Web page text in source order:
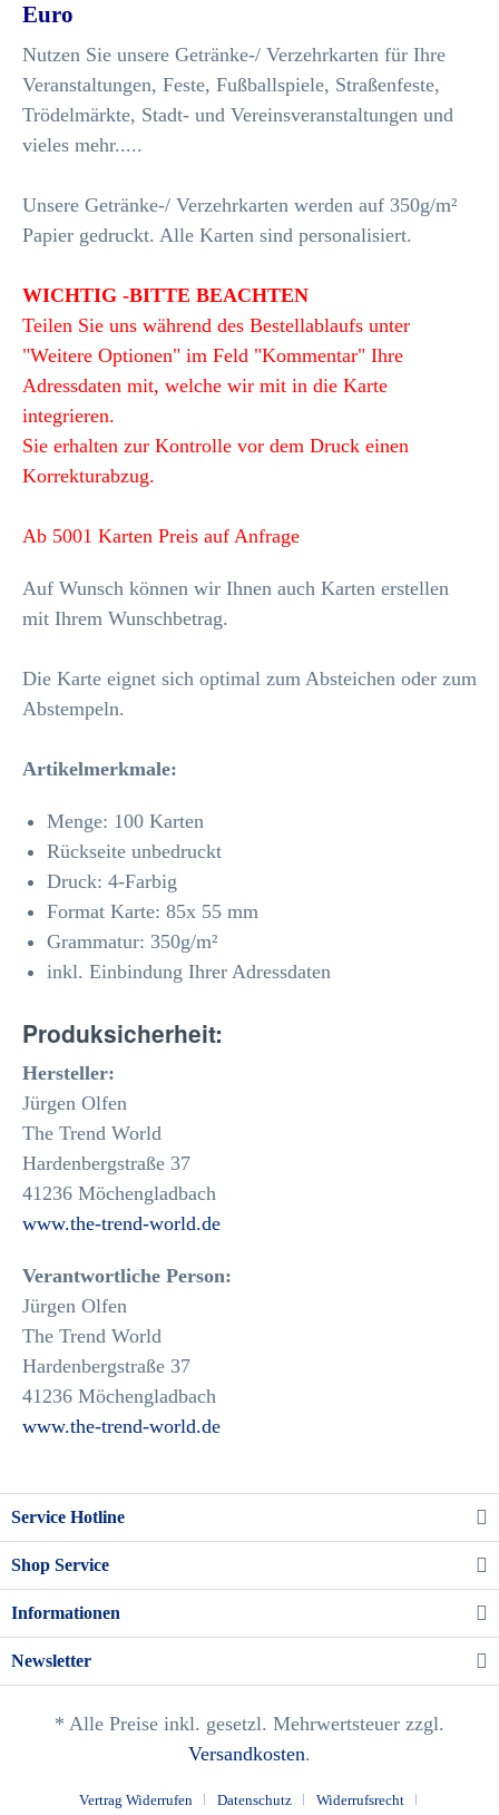
Euro
Nutzen Sie unsere Getränke-/ Verzehrkarten für Ihre
Veranstaltungen, Feste, Fußballspiele, Straßenfeste,
Trödelmärkte, Stadt- und Vereinsveranstaltungen und
vieles mehr.....
Unsere Getränke-/ Verzehrkarten werden auf 350g/m²
Papier gedruckt. Alle Karten sind personalisiert.
WICHTIG -BITTE BEACHTEN
Teilen Sie uns während des Bestellablaufs unter
"Weitere Optionen" im Feld "Kommentar" Ihre
Adressdaten mit, welche wir mit in die Karte
integrieren.
Sie erhalten zur Kontrolle vor dem Druck einen
Korrekturabzug.
Ab 5001 Karten Preis auf Anfrage
Auf Wunsch können wir Ihnen auch Karten erstellen
mit Ihrem Wunschbetrag.
Die Karte eignet sich optimal zum Absteichen oder zum
Abstempeln.
Artikelmerkmale:
Menge: 100 Karten
Rückseite unbedruckt
Druck: 4-Farbig
Format Karte: 85x 55 mm
Grammatur: 350g/m²
inkl. Einbindung Ihrer Adressdaten
Produksicherheit:
Hersteller:
Jürgen Olfen
The Trend World
Hardenbergstraße 37
41236 Möchengladbach
www.the-trend-world.de
Verantwortliche Person:
Jürgen Olfen
The Trend World
Hardenbergstraße 37
41236 Möchengladbach
www.the-trend-world.de
Service Hotline
Shop Service
Informationen
Newsletter
* Alle Preise inkl. gesetzl. Mehrwertsteuer zzgl.
Versandkosten.
Vertrag Widerrufen Datenschutz Widerrufsrecht